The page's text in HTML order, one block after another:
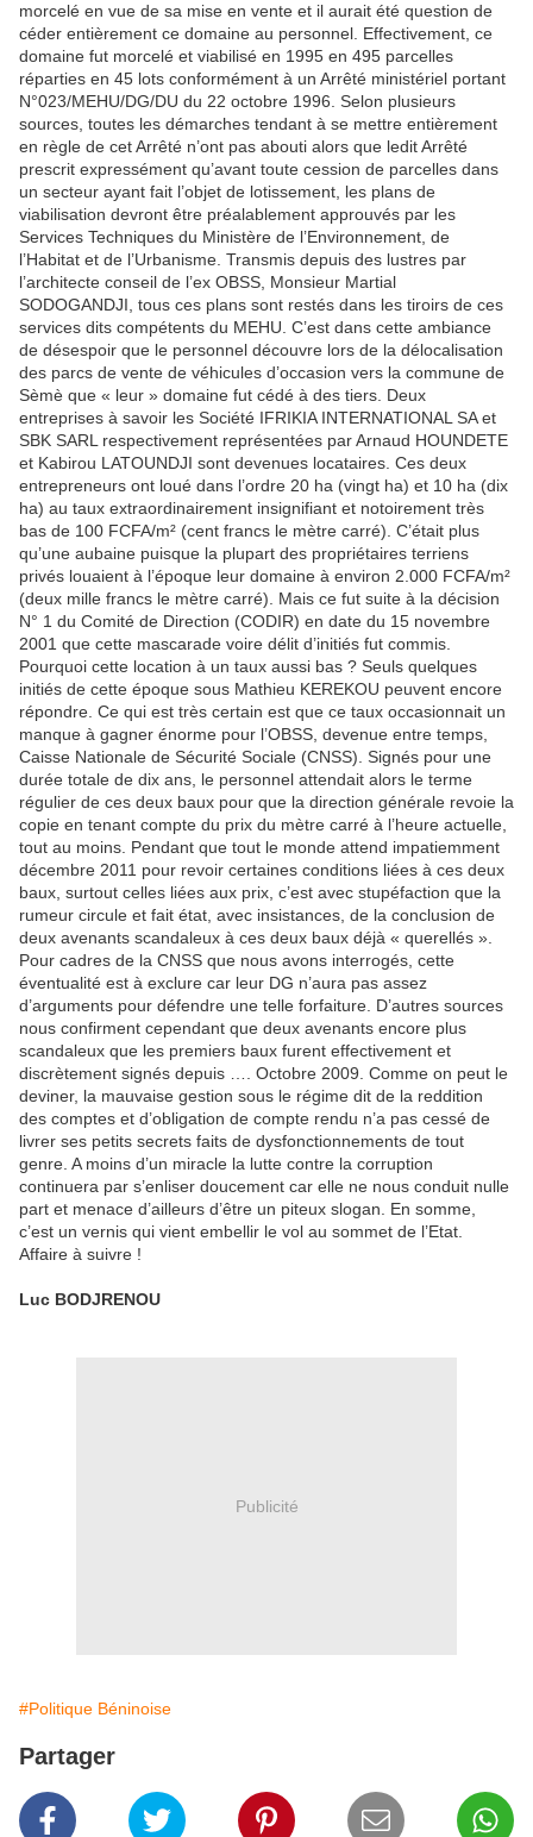
morcelé en vue de sa mise en vente et il aurait été question de
céder entièrement ce domaine au personnel. Effectivement, ce
domaine fut morcelé et viabilisé en 1995 en 495 parcelles
réparties en 45 lots conformément à un Arrêté ministériel portant
N°023/MEHU/DG/DU du 22 octobre 1996. Selon plusieurs
sources, toutes les démarches tendant à se mettre entièrement
en règle de cet Arrêté n’ont pas abouti alors que ledit Arrêté
prescrit expressément qu’avant toute cession de parcelles dans
un secteur ayant fait l’objet de lotissement, les plans de
viabilisation devront être préalablement approuvés par les
Services Techniques du Ministère de l’Environnement, de
l’Habitat et de l’Urbanisme. Transmis depuis des lustres par
l’architecte conseil de l’ex OBSS, Monsieur Martial
SODOGANDJI, tous ces plans sont restés dans les tiroirs de ces
services dits compétents du MEHU. C’est dans cette ambiance
de désespoir que le personnel découvre lors de la délocalisation
des parcs de vente de véhicules d’occasion vers la commune de
Sèmè que « leur » domaine fut cédé à des tiers. Deux
entreprises à savoir les Société IFRIKIA INTERNATIONAL SA et
SBK SARL respectivement représentées par Arnaud HOUNDETE
et Kabirou LATOUNDJI sont devenues locataires. Ces deux
entrepreneurs ont loué dans l’ordre 20 ha (vingt ha) et 10 ha (dix
ha) au taux extraordinairement insignifiant et notoirement très
bas de 100 FCFA/m² (cent francs le mètre carré). C’était plus
qu’une aubaine puisque la plupart des propriétaires terriens
privés louaient à l’époque leur domaine à environ 2.000 FCFA/m²
(deux mille francs le mètre carré). Mais ce fut suite à la décision
N° 1 du Comité de Direction (CODIR) en date du 15 novembre
2001 que cette mascarade voire délit d’initiés fut commis.
Pourquoi cette location à un taux aussi bas ? Seuls quelques
initiés de cette époque sous Mathieu KEREKOU peuvent encore
répondre. Ce qui est très certain est que ce taux occasionnait un
manque à gagner énorme pour l’OBSS, devenue entre temps,
Caisse Nationale de Sécurité Sociale (CNSS). Signés pour une
durée totale de dix ans, le personnel attendait alors le terme
régulier de ces deux baux pour que la direction générale revoie la
copie en tenant compte du prix du mètre carré à l’heure actuelle,
tout au moins. Pendant que tout le monde attend impatiemment
décembre 2011 pour revoir certaines conditions liées à ces deux
baux, surtout celles liées aux prix, c’est avec stupéfaction que la
rumeur circule et fait état, avec insistances, de la conclusion de
deux avenants scandaleux à ces deux baux déjà « querellés ».
Pour cadres de la CNSS que nous avons interrogés, cette
éventualité est à exclure car leur DG n’aura pas assez
d’arguments pour défendre une telle forfaiture. D’autres sources
nous confirment cependant que deux avenants encore plus
scandaleux que les premiers baux furent effectivement et
discrètement signés depuis …. Octobre 2009. Comme on peut le
deviner, la mauvaise gestion sous le régime dit de la reddition
des comptes et d’obligation de compte rendu n’a pas cessé de
livrer ses petits secrets faits de dysfonctionnements de tout
genre. A moins d’un miracle la lutte contre la corruption
continuera par s’enliser doucement car elle ne nous conduit nulle
part et menace d’ailleurs d’être un piteux slogan. En somme,
c’est un vernis qui vient embellir le vol au sommet de l’Etat.
Affaire à suivre !
Luc BODJRENOU
Publicité
#Politique Béninoise
Partager